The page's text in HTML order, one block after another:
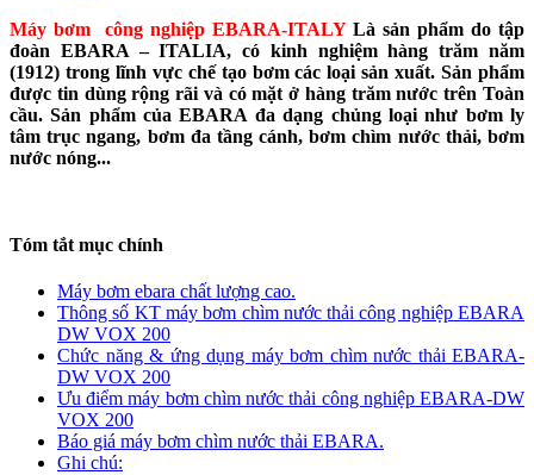
Máy bơm công nghiệp EBARA-ITALYLà sản phẩm do tập
đoàn EBARA – ITALIA, có kinh nghiệm hàng trăm năm
(1912) trong lĩnh vực chế tạo bơm các loại sản xuất. Sản phẩm
được tin dùng rộng rãi và có mặt ở hàng trăm nước trên Toàn
cầu. Sản phẩm của EBARA đa dạng chủng loại như bơm ly
tâm trục ngang, bơm đa tầng cánh, bơm chìm nước thải, bơm
nước nóng...
Tóm tắt mục chính
Máy bơm ebara chất lượng cao.
Thông số KT máy bơm chìm nước thải công nghiệp EBARA
DW VOX 200
Chức năng & ứng dụng máy bơm chìm nước thải EBARA-
DW VOX 200
Ưu điểm máy bơm chìm nước thải công nghiệp EBARA-DW
VOX 200
Báo giá máy bơm chìm nước thải EBARA.
Ghi chú: